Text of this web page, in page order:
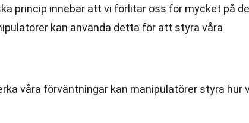
princip innebär att vi förlitar oss för mycket på
kan använda detta för att styra våra
våra förväntningar kan manipulatörer styra hur